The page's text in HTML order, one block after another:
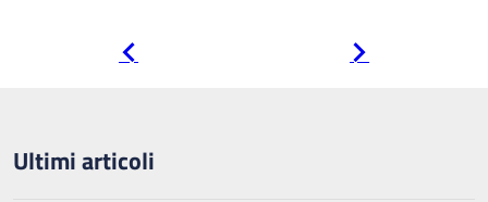
Ultimi articoli